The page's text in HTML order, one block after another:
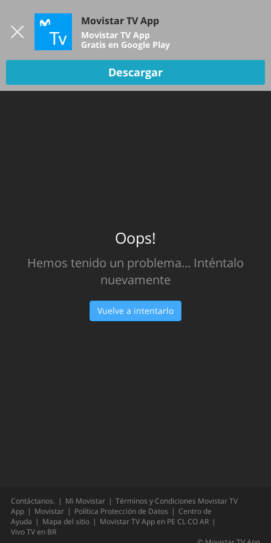
TV EN VIVO
Oops!
Hemos tenido un problema... Inténtalo
nuevamente
Vuelve a intentarlo
Contáctanos. Mi Movistar
Términos y Condiciones Movistar TV
App
Movistar Política Protección de Datos
Centro de
Ayuda
Mapa del sitio Movistar TV App en PE CLCOAR
Vivo TV en BR
Movistar TV App
Movistar TV App
Gratis en Google Play
Descargar